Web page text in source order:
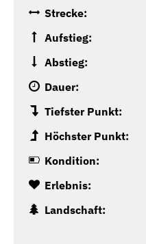
Strecke:
Aufstieg:
Abstieg:
Dauer:
Tiefster Punkt:
Höchster Punkt:
Kondition:
Erlebnis:
Landschaft: